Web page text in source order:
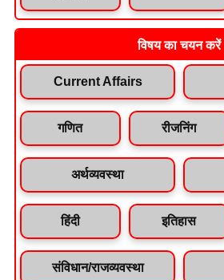
विषय का चयन करें
Current Affairs
गणित रीजनिंग
अर्थव्यवस्था
हिंदी इतिहास
संविधान/राजव्यवस्था